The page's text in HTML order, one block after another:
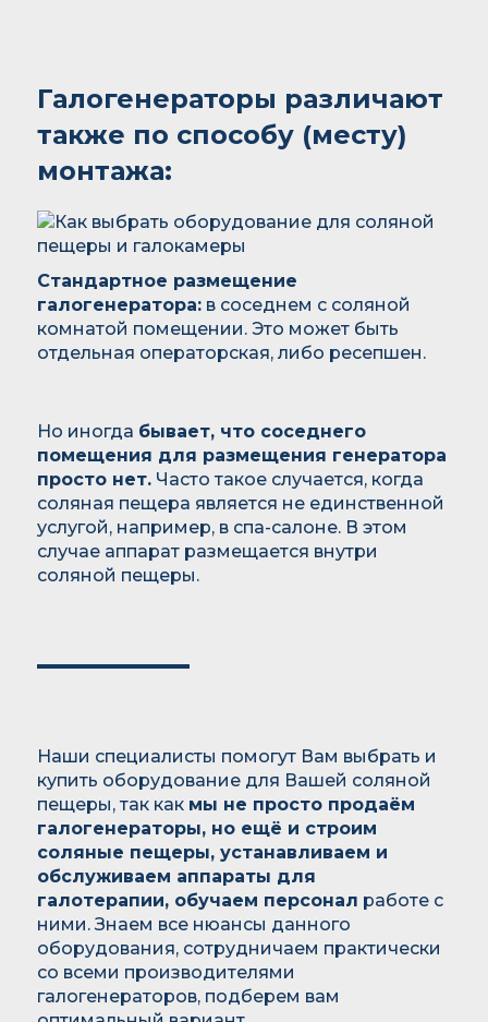
Галогенераторы различают
также по способу (месту)
монтажа:
Стандартное размещение
галогенератора:в соседнем с соляной
комнатой помещении. Это может быть
отдельная операторская, либо ресепшен.
Но иногда бывает, что соседнего
помещения для размещения генератора
просто нет.Часто такое случается, когда
соляная пещера является не единственной
услугой, например, в спа-салоне. В этом
случае аппарат размещается внутри
соляной пещеры.
Наши специалисты помогут Вам выбрать и
купить оборудование для Вашей соляной
пещеры, так как мы не просто продаём
галогенераторы, но ещё и строим
соляные пещеры, устанавливаем и
обслуживаем аппараты для
галотерапии, обучаем персонал работе с
ними. Знаем все нюансы данного
оборудования, сотрудничаем практически
со всеми производителями
галогенераторов, подберем вам